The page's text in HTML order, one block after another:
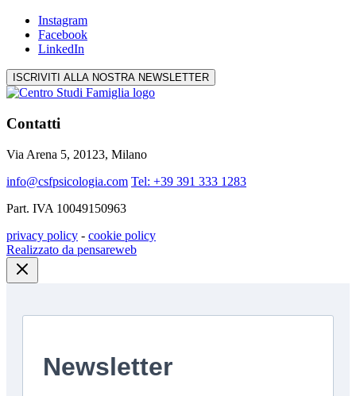
Instagram
Facebook
LinkedIn
ISCRIVITI ALLA NOSTRA NEWSLETTER
Contatti
Via Arena 5, 20123, Milano
info@csfpsicologia.com Tel: +39 391 333 1283
Part. IVA 10049150963
privacy policy - cookie policy
Realizzato da pensareweb